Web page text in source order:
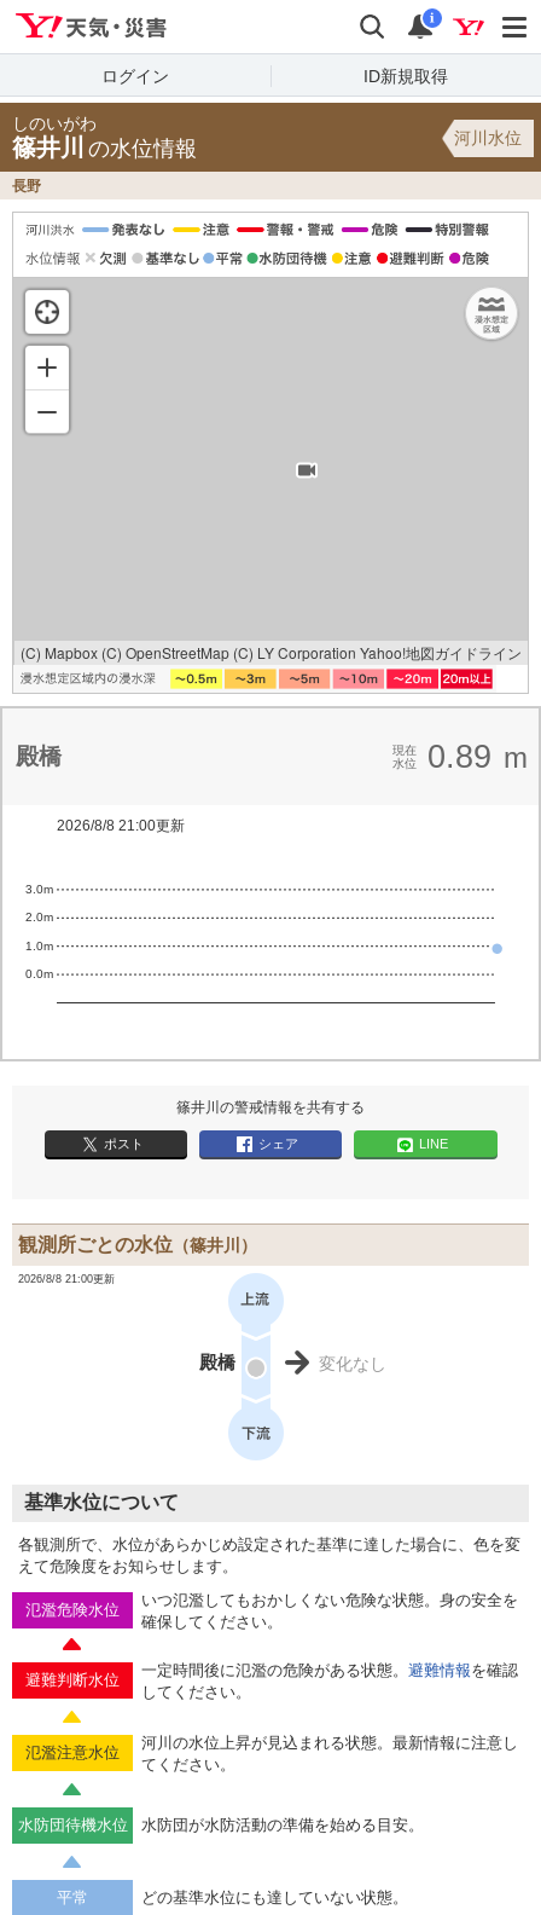
検索 通知
i
ログイン ID新規取得
しのいがわ
篠井川 の水位情報 河川水位
長野
(C) Mapbox (C) OpenStreetMap (C) LY Corporation Yahoo!地図ガイドライン
殿橋
現在
水位
0.89 m
2026/8/8 21:00更新
0.0m
1.0m
2.0m
3.0m
篠井川の警戒情報を共有する
ポスト シェア LINE
観測所ごとの水位 （篠井川）
2026/8/8 21:00更新
殿橋 変化なし
基準水位について
各観測所で、水位があらかじめ設定された基準に達した場合に、色を変
えて危険度をお知らせします。
氾濫危険水位
いつ氾濫してもおかしくない危険な状態。身の安全を
確保してください。
避難判断水位
一定時間後に氾濫の危険がある状態。 避難情報を確認
してください。
氾濫注意水位
河川の水位上昇が見込まれる状態。最新情報に注意し
てください。
水防団待機水位 水防団が水防活動の準備を始める目安。
平常 どの基準水位にも達していない状態。